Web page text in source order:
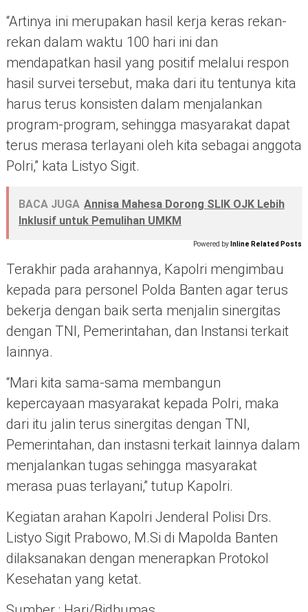
“Artinya ini merupakan hasil kerja keras rekan-
rekan dalam waktu 100 hari ini dan
mendapatkan hasil yang positif melalui respon
hasil survei tersebut, maka dari itu tentunya kita
harus terus konsisten dalam menjalankan
program-program, sehingga masyarakat dapat
terus merasa terlayani oleh kita sebagai anggota
Polri,” kata Listyo Sigit.
BACA JUGA Annisa Mahesa Dorong SLIK OJK Lebih
Inklusif untuk Pemulihan UMKM
Powered by Inline Related Posts
Terakhir pada arahannya, Kapolri mengimbau
kepada para personel Polda Banten agar terus
bekerja dengan baik serta menjalin sinergitas
dengan TNI, Pemerintahan, dan Instansi terkait
lainnya.
“Mari kita sama-sama membangun
kepercayaan masyarakat kepada Polri, maka
dari itu jalin terus sinergitas dengan TNI,
Pemerintahan, dan instasni terkait lainnya dalam
menjalankan tugas sehingga masyarakat
merasa puas terlayani,” tutup Kapolri.
Kegiatan arahan Kapolri Jenderal Polisi Drs.
Listyo Sigit Prabowo, M.Si di Mapolda Banten
dilaksanakan dengan menerapkan Protokol
Kesehatan yang ketat.